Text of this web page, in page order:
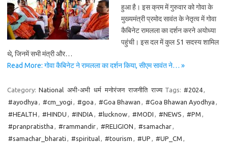
हुआ है। इस क्रम में गुरुवार को गोवा के
मुख्यमंत्री प्रमोद सावंत के नेतृत्व में गोवा
कैबिनेट रामलला का दर्शन करने अयोध्या
पहुंची। इस दल में कुल 51 सदस्य शामिल
थे, जिनमें सभी मंत्री और…
Read More: गोवा कैबिनेट ने रामलला का दर्शन किया, सीएम सावंत ने… »
Category: National अभी-अभी धर्म मनोरंजन राजनीति राज्य Tags: #2024,
#ayodhya , #cm_yogi , #goa , #Goa Bhawan , #Goa Bhawan Ayodhya ,
#HEALTH , #HINDU , #INDIA , #lucknow, #MODI , #NEWS , #PM ,
#pranpratistha , #rammandir, #RELIGION , #samachar,
#samachar_bharati , #spiritual, #tourism , #UP , #UP_CM ,